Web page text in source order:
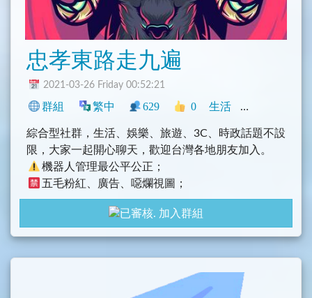
忠孝東路走九遍
2021-03-26 Friday 00:52:21
群組 繁中 629 0 生活 中文圈
綜合型社群，生活、娛樂、旅遊、3C、時政話題不設
限，大家一起開心聊天，歡迎台灣各地朋友加入。
機器人管理最公平公正；
五毛粉紅、廣告、噁爛視圖；
語言包/導航索引/GIF貼圖
加入群組